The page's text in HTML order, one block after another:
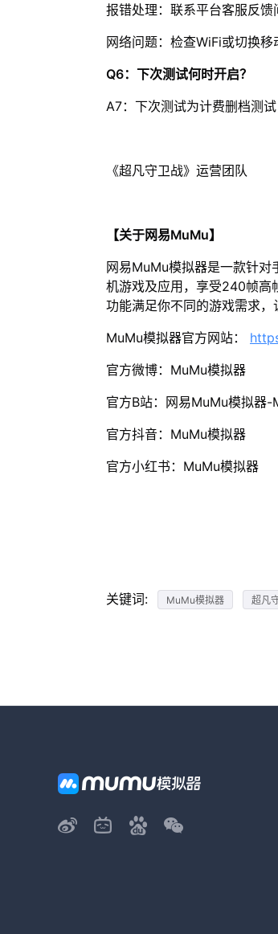
报错处理：联系平台客服反馈
网络问题：检查WiFi或切换移
Q6：下次测试何时开启？
A7：下次测试为计费删档测
《超凡守卫战》运营团队
【关于网易MuMu】
网易MuMu模拟器是一款针
机游戏及应用，享受240帧高
功能满足你不同的游戏需求，
MuMu模拟器官方网站：
官方微博：MuMu模拟器
官方B站：网易MuMu模拟器-
官方抖音：MuMu模拟器
官方小红书：MuMu模拟器
关键词: MuMu模拟器 超凡